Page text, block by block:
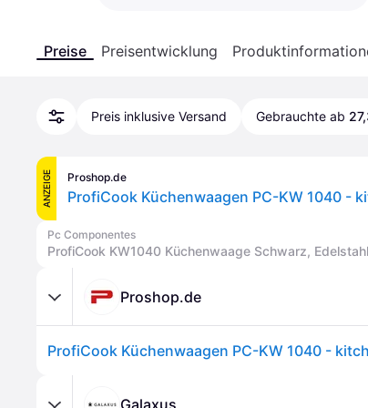
Preise Preisentwicklung
Preis inklusive Versand Gebrauchte ab
ANZEIGE Proshop.de
Pc Componentes
ProfiCook KW1040 Küchenwaage Schwarz,
Proshop.de
Galaxus